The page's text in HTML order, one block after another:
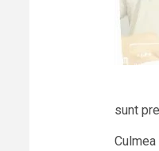
sunt